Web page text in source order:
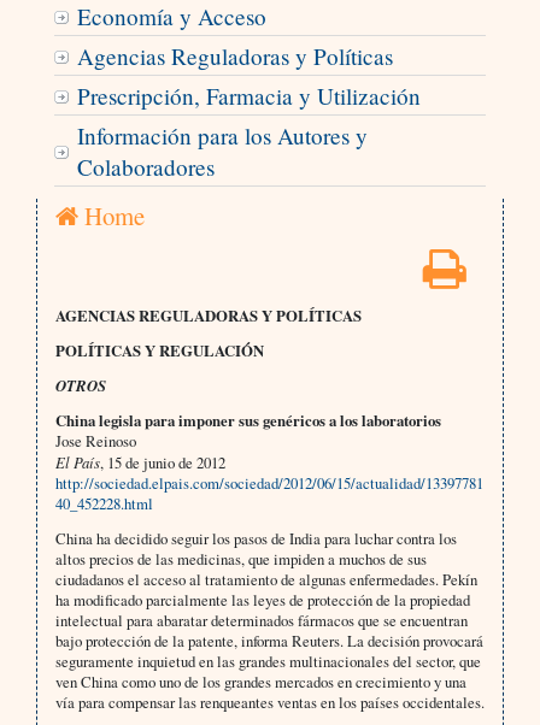
Economía y Acceso
Agencias Reguladoras y Políticas
Prescripción, Farmacia y Utilización
Información para los Autores y
Colaboradores
Home
AGENCIAS REGULADORAS Y POLÍTICAS
POLÍTICAS Y REGULACIÓN
OTROS
China legisla para imponer sus genéricos a los laboratorios
Jose Reinoso
El País, 15 de junio de 2012
http://sociedad.elpais.com/sociedad/2012/06/15/actualidad/13397781
40_452228.html
China ha decidido seguir los pasos de India para luchar contra los
altos precios de las medicinas, que impiden a muchos de sus
ciudadanos el acceso al tratamiento de algunas enfermedades. Pekín
ha modificado parcialmente las leyes de protección de la propiedad
intelectual para abaratar determinados fármacos que se encuentran
bajo protección de la patente, informa Reuters. La decisión provocará
seguramente inquietud en las grandes multinacionales del sector, que
ven China como uno de los grandes mercados en crecimiento y una
vía para compensar las renqueantes ventas en los países occidentales.